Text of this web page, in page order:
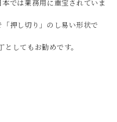
では業務用に重宝されていま
押し切り」のし易い形状で
してもお勧めです。